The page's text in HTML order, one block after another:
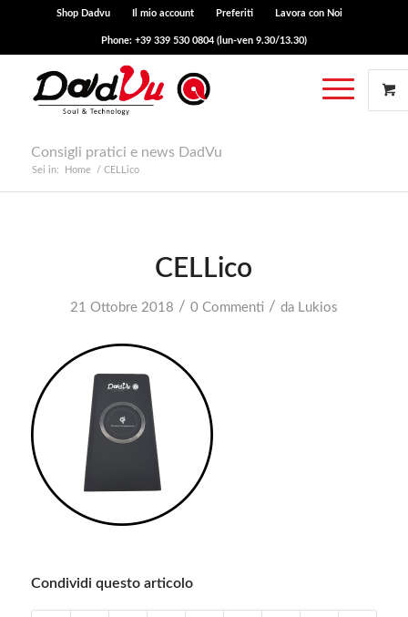
Shop Dadvu Il mio account Preferiti Lavora con Noi
Phone: +39 339 530 0804 (lun-ven 9.30/13.30)
Consigli pratici e news DadVu
Sei in: Home / CELLico
CELLico
21 Ottobre 2018 / 0 Commenti / da Lukios
Condividi questo articolo